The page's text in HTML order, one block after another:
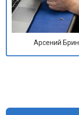
Арсений Брин